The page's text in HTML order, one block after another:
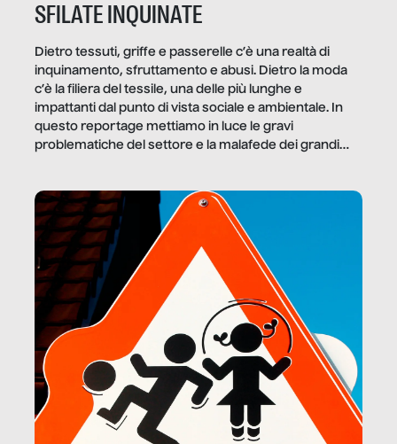
SFILATE INQUINATE
Dietro tessuti, griffe e passerelle c’è una realtà di
inquinamento, sfruttamento e abusi. Dietro la moda
c’è la filiera del tessile, una delle più lunghe e
impattanti dal punto di vista sociale e ambientale. In
questo reportage mettiamo in luce le gravi
problematiche del settore e la malafede dei grandi